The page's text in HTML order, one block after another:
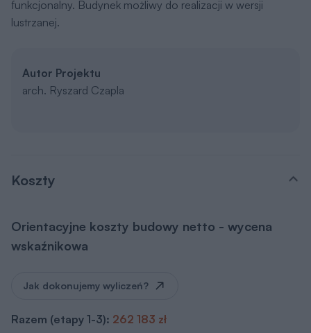
funkcjonalny. Budynek możliwy do realizacji w wersji
lustrzanej.
Autor Projektu
arch. Ryszard Czapla
Koszty
Orientacyjne koszty budowy netto - wycena
wskaźnikowa
Jak dokonujemy wyliczeń?
Razem (etapy 1-3): 262 183 zł